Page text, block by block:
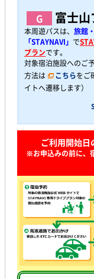
G 富士
本周遊パスは、 旅館
「STAYNAVI」 で
プランです。
対象宿泊施設へのご
方法は
こちらをご
イトへ遷移します）
ご利用開始
※お申込みの前に、